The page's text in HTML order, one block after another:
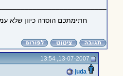
חתימתכם הוסרה כיוון שלא
13-07-2007, 13:54
juda